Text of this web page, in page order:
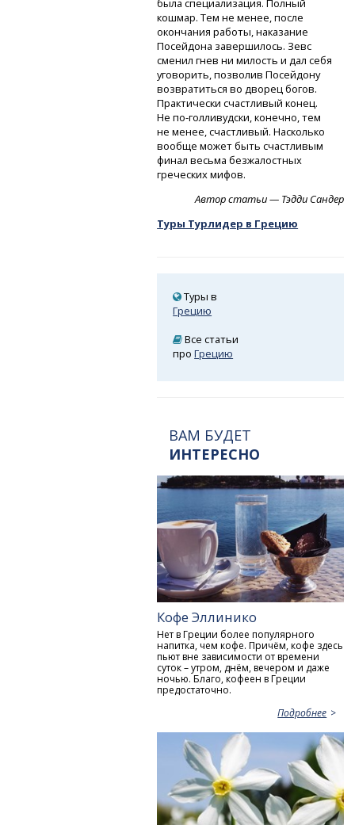
была специализация. Полный
кошмар. Тем не менее, после
окончания работы, наказание
Посейдона завершилось. Зевс
сменил гнев ни милость и дал себя
уговорить, позволив Посейдону
возвратиться во дворец богов.
Практически счастливый конец.
Не по-голливудски,конечно, тем
не менее, счастливый. Насколько
вообще может быть счастливым
финал весьма безжалостных
греческих мифов.
Автор статьи — Тэдди Сандер
Туры Турлидер в Грецию
Туры в
Грецию
Все статьи
проГрецию
ВАМ БУДЕТ
ИНТЕРЕСНО
Кофе Эллинико
Нет в Греции более популярного
напитка, чем кофе. Причём, кофе здесь
пьют вне зависимости от времени
суток – утром, днём, вечером и даже
ночью. Благо, кофеен в Греции
предостаточно.
Подробнее